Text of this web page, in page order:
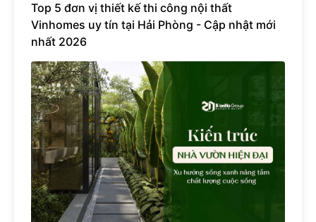
Top 5 đơn vị thiết kế thi công nội thất
Vinhomes uy tín tại Hải Phòng - Cập nhật mới
nhất 2026